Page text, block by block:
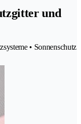
und
• Sonnenschutz